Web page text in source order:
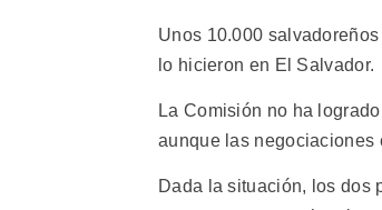
Unos 10.000
lo hicieron en El Salvador.
La Comisión no ha
aunque las negociaciones
Dada la situación, los dos